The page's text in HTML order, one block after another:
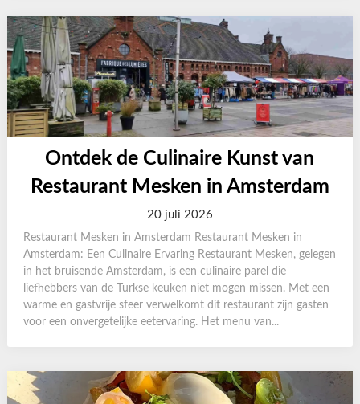
Ontdek de Culinaire Kunst van
Restaurant Mesken in Amsterdam
20 juli 2026
Restaurant Mesken in Amsterdam Restaurant Mesken in
Amsterdam: Een Culinaire Ervaring Restaurant Mesken, gelegen
in het bruisende Amsterdam, is een culinaire parel die
liefhebbers van de Turkse keuken niet mogen missen. Met een
warme en gastvrije sfeer verwelkomt dit restaurant zijn gasten
voor een onvergetelijke eetervaring. Het menu van...